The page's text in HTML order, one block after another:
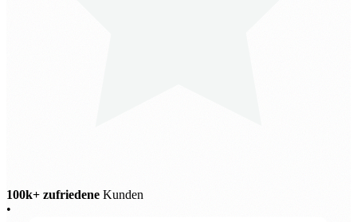
100k+ zufriedene Kunden
•